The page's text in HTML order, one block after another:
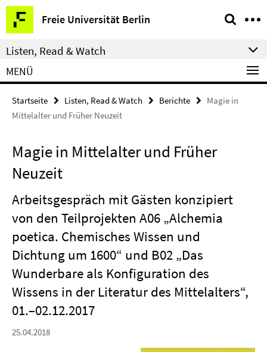
Springe
direkt
zu
Inhalt
Freie Universität Berlin
Service-
Navigation
Listen, Read & Watch
MENÜ
Startseite Listen, Read & Watch Berichte
Magie in
Mittelalter und Früher Neuzeit
Magie in Mittelalter und Früher
Neuzeit
Arbeitsgespräch mit Gästen konzipiert
von den Teilprojekten A06 „Alchemia
poetica. Chemisches Wissen und
Dichtung um 1600“ und B02 „Das
Wunderbare als Konfiguration des
Wissens in der Literatur des Mittelalters“,
01.–02.12.2017
25.04.2018